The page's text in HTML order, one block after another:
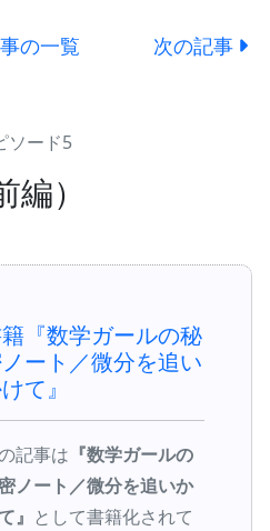
の一覧 次の記事
ソード5
）
『数学ガールの秘
ート／微分を追い
て』
記事は 『数学ガールの
ノート／微分を追いか
』 として書籍化されて